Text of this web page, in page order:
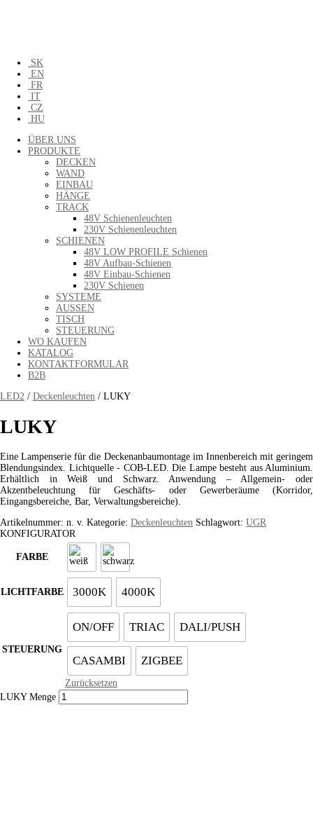
SK
EN
FR
IT
CZ
HU
ÜBER UNS
PRODUKTE
DECKEN
WAND
EINBAU
HÄNGE
TRACK
48V Schienenleuchten
230V Schienenleuchten
SCHIENEN
48V LOW PROFILE Schienen
48V Aufbau-Schienen
48V Einbau-Schienen
230V Schienen
SYSTEME
AUSSEN
TISCH
STEUERUNG
WO KAUFEN
KATALOG
KONTAKTFORMULAR
B2B
LED2 / Deckenleuchten / LUKY
LUKY
Eine Lampenserie für die Deckenanbaumontage im Innenbereich mit geringem
Blendungsindex. Lichtquelle - COB-LED. Die Lampe besteht aus Aluminium.
Erhältlich in Weiß und Schwarz. Anwendung – Allgemein- oder
Akzentbeleuchtung für Geschäfts- oder Gewerberäume (Korridor,
Eingangsbereiche, Bar, Verwaltungsbereiche).
Artikelnummer: n. v. Kategorie: Deckenleuchten Schlagwort: UGR
KONFIGURATOR
FARBE
LICHTFARBE 3000K 4000K
STEUERUNG
ON/OFF TRIAC DALI/PUSH
CASAMBI ZIGBEE
Zurücksetzen
LUKY Menge